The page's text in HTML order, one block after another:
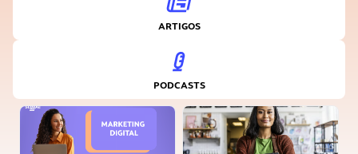
ARTIGOS
PODCASTS